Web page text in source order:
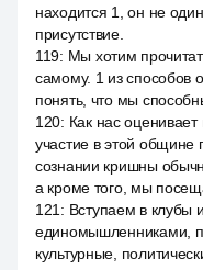
находится 1, он не
присутствие.
119: Мы хотим
самому. 1 из способов
понять, что мы
120: Как нас
участие в этой общине
сознании кришны
а кроме того, мы
121 : Вступаем в клубы
единомышленниками,
культурные,